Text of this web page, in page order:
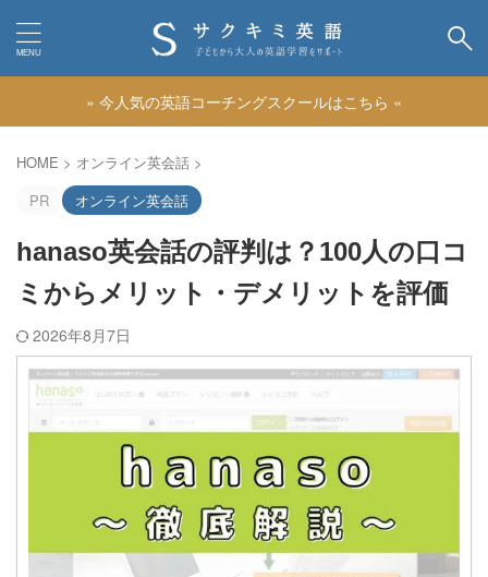
» 今人気の英語コーチングスクールはこちら «
HOME > オンライン英会話 >
PR
オンライン英会話
hanaso英会話の評判は？100人の口コ
ミからメリット・デメリットを評価
2026年8月7日